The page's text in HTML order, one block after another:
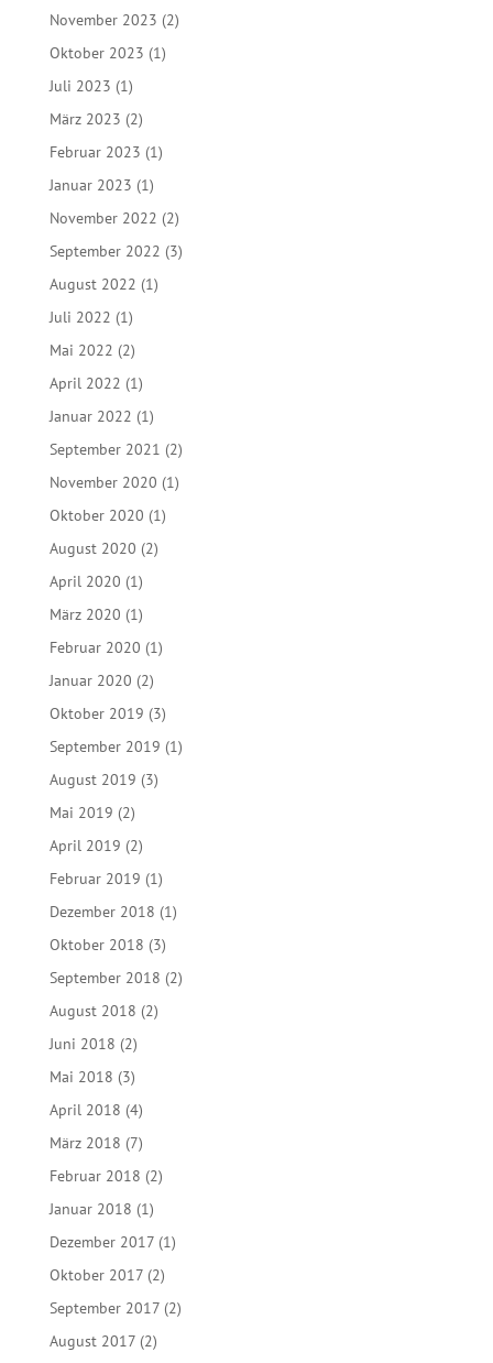
November 2023 (2)
Oktober 2023 (1)
Juli 2023 (1)
März 2023 (2)
Februar 2023 (1)
Januar 2023 (1)
November 2022 (2)
September 2022 (3)
August 2022 (1)
Juli 2022 (1)
Mai 2022 (2)
April 2022 (1)
Januar 2022 (1)
September 2021 (2)
November 2020 (1)
Oktober 2020 (1)
August 2020 (2)
April 2020 (1)
März 2020 (1)
Februar 2020 (1)
Januar 2020 (2)
Oktober 2019 (3)
September 2019 (1)
August 2019 (3)
Mai 2019 (2)
April 2019 (2)
Februar 2019 (1)
Dezember 2018 (1)
Oktober 2018 (3)
September 2018 (2)
August 2018 (2)
Juni 2018 (2)
Mai 2018 (3)
April 2018 (4)
März 2018 (7)
Februar 2018 (2)
Januar 2018 (1)
Dezember 2017(1)
Oktober 2017(2)
September 2017(2)
August 2017(2)